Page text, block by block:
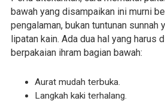
bawah yang disampaikan ini murni
pengalaman, bukan tuntunan sunnah
lipatan kain. Ada dua hal yang harus
berpakaian ihram bagian bawah:
Aurat mudah terbuka.
Langkah kaki terhalang.